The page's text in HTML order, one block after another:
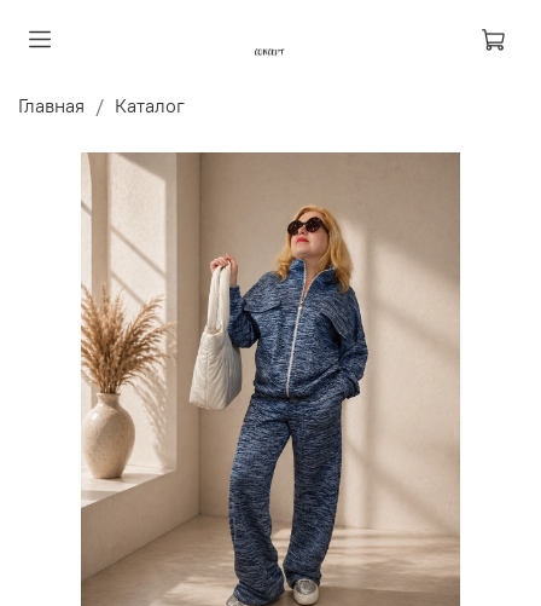
Главная Каталог